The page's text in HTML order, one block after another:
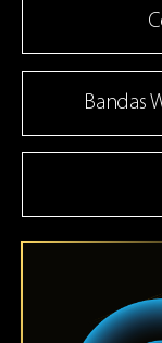
Bandas